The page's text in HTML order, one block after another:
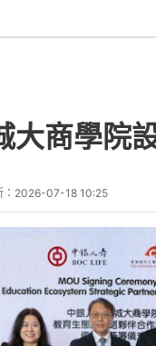
大商學院
2026-07-18 10:25